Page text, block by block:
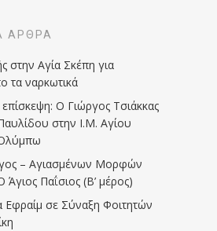
ΆΡΘΡΑ
στην Αγία Σκέπη για
τα ναρκωτικά
Ο Γιώργος Τσιάκκας
στην Ι.Μ. Αγίου
– Αγιασμένων Μορφών
Παΐσιος (Β’ μέρος)
Εφραίμ σε Σύναξη Φοιτητών